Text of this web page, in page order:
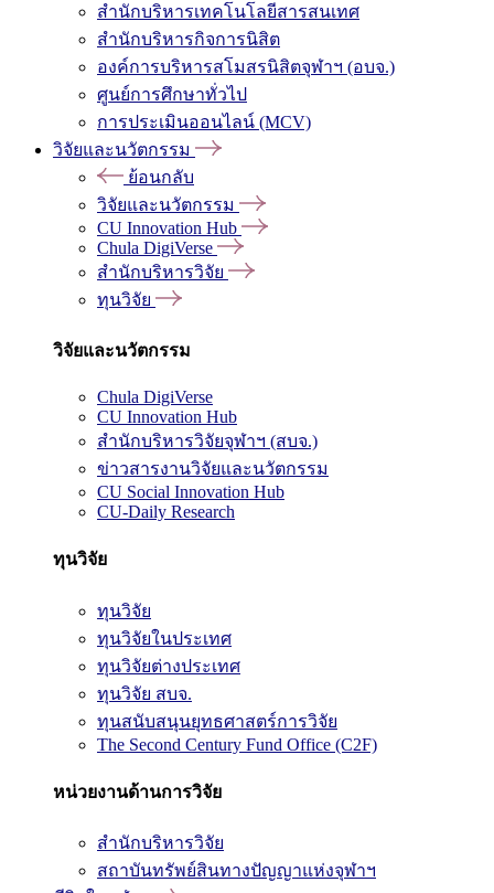
สำนักบริหารเทคโนโลยีสารสนเทศ
สำนักบริหารกิจการนิสิต
องค์การบริหารสโมสรนิสิตจุฬาฯ (อบจ.)
ศูนย์การศึกษาทั่วไป
การประเมินออนไลน์ (MCV)
วิจัยและนวัตกรรม
ย้อนกลับ
วิจัยและนวัตกรรม
CU Innovation Hub
Chula DigiVerse
สำนักบริหารวิจัย
ทุนวิจัย
วิจัยและนวัตกรรม
Chula DigiVerse
CU Innovation Hub
สำนักบริหารวิจัยจุฬาฯ (สบจ.)
ข่าวสารงานวิจัยและนวัตกรรม
CU Social Innovation Hub
CU-Daily Research
ทุนวิจัย
ทุนวิจัย
ทุนวิจัยในประเทศ
ทุนวิจัยต่างประเทศ
ทุนวิจัย สบจ.
ทุนสนับสนุนยุทธศาสตร์การวิจัย
The Second Century Fund Office (C2F)
หน่วยงานด้านการวิจัย
สำนักบริหารวิจัย
สถาบันทรัพย์สินทางปัญญาแห่งจุฬาฯ